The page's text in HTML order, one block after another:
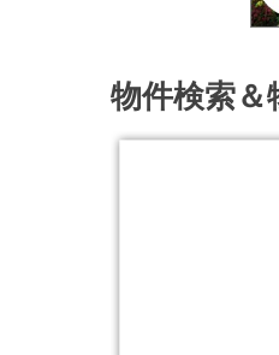
物件検索＆